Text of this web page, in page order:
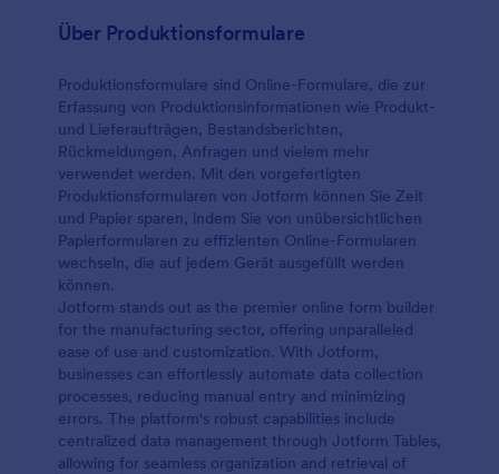
Über Produktionsformulare
Produktionsformulare sind Online-Formulare, die zur
Erfassung von Produktionsinformationen wie Produkt-
und Lieferaufträgen, Bestandsberichten,
Rückmeldungen, Anfragen und vielem mehr
verwendet werden. Mit den vorgefertigten
Produktionsformularen von Jotform können Sie Zeit
und Papier sparen, indem Sie von unübersichtlichen
Papierformularen zu effizienten Online-Formularen
wechseln, die auf jedem Gerät ausgefüllt werden
können.
Jotform stands out as the premier online form builder
for the manufacturing sector, offering unparalleled
ease of use and customization. With Jotform,
businesses can effortlessly automate data collection
processes, reducing manual entry and minimizing
errors. The platform's robust capabilities include
centralized data management through Jotform Tables,
allowing for seamless organization and retrieval of